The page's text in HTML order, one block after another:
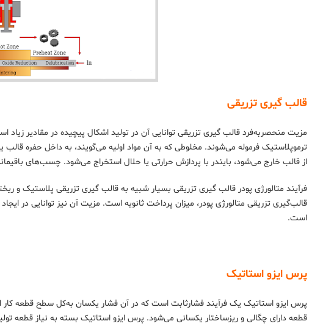
قالب گیری تزریقی
مزیت منحصربه‌فرد قالب گیری تزریقی توانایی آن در تولید اشکال پیچیده در مقادیر
از قالب خارج می‌شود، بایندر با پردازش حرارتی یا حلال استخراج می‌شود. چسب‌های
فرآیند متالورژی پودر قالب گیری تزریقی بسیار شبیه به قالب گیری تزریقی پلاستیک و
قالب‌گیری تزریقی متالورژی پودر، میزان پرداخت ثانویه است. مزیت آن نیز توانایی در
است.
پرس ایزو استاتیک
پرس ایزو استاتیک یک فرآیند فشارثابت است که در آن فشار یکسان به‌کل سطح قطعه
قطعه دارای چگالی و ریزساختار یکسانی می‌شود. پرس ایزو استاتیک بسته به نیاز قطعه